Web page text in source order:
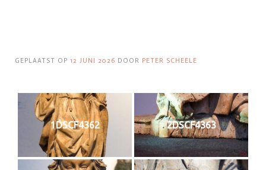
GEPLAATST OP 12 JUNI 2026 DOOR PETER SCHEELE
1DSCF4362 2DSCF4363